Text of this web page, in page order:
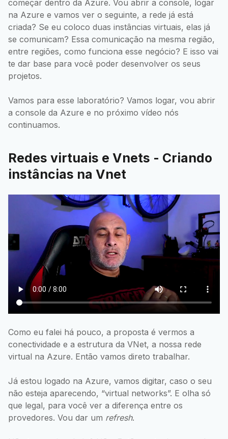
começar dentro da Azure. Vou abrir a console, logar
na Azure e vamos ver o seguinte, a rede já está
criada? Se eu coloco duas instâncias virtuais, elas já
se comunicam? Essa comunicação na mesma região,
entre regiões, como funciona esse negócio? E isso vai
te dar base para você poder desenvolver os seus
projetos.
Vamos para esse laboratório? Vamos logar, vou abrir
a console da Azure e no próximo vídeo nós
continuamos.
Redes virtuais e Vnets - Criando
instâncias na Vnet
Como eu falei há pouco, a proposta é vermos a
conectividade e a estrutura da VNet, a nossa rede
virtual na Azure. Então vamos direto trabalhar.
Já estou logado na Azure, vamos digitar, caso o seu
não esteja aparecendo, “virtual networks”. E olha só
que legal, para você ver a diferença entre os
provedores. Vou dar um refresh.